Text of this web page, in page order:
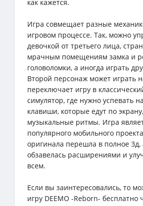
как кажется.
Игра совмещает разные
игровом процессе. Так, можно
девочкой от третьего лица,
мрачным помещениям замка и
головоломки, а иногда играть
Второй персонаж может играть
переключает игру в
симулятор, где нужно успевать
клавиши, которые едут по
музыкальные ритмы. Игра
популярного мобильного
оригинала перешла в полное 3д,
обзавелась расширениями и
всем.
Если вы заинтересовались, то
игру DEEMO -Reborn- бесплатно